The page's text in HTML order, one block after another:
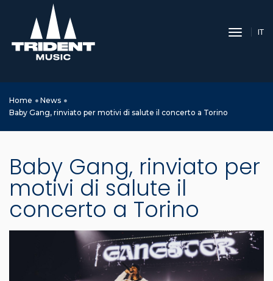
toggle
IT
Home
News
Baby Gang, rinviato per motivi di salute il concerto a Torino
Baby Gang, rinviato per
motivi di salute il
concerto a Torino